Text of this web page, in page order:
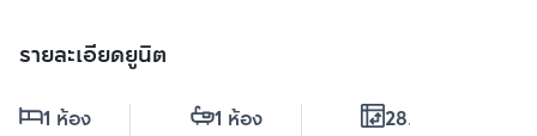
รายละเอียดยูนิต
1 ห้อง 1 ห้อง 28.5 ตร.ม.